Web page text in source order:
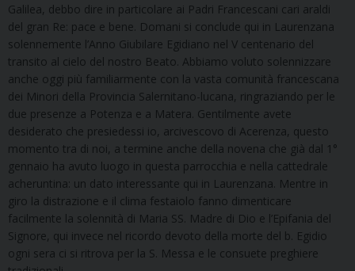
Galilea, debbo dire in particolare ai Padri Francescani cari araldi
del gran Re: pace e bene. Domani si conclude qui in Laurenzana
solennemente l’Anno Giubilare Egidiano nel V centenario del
transito al cielo del nostro Beato. Abbiamo voluto solennizzare
anche oggi più familiarmente con la vasta comunità francescana
dei Minori della Provincia Salernitano-lucana, ringraziando per le
due presenze a Potenza e a Matera. Gentilmente avete
desiderato che presiedessi io, arcivescovo di Acerenza, questo
momento tra di noi, a termine anche della novena che già dal 1°
gennaio ha avuto luogo in questa parrocchia e nella cattedrale
acheruntina: un dato interessante qui in Laurenzana. Mentre in
giro la distrazione e il clima festaiolo fanno dimenticare
facilmente la solennità di Maria SS. Madre di Dio e l’Epifania del
Signore, qui invece nel ricordo devoto della morte del b. Egidio
ogni sera ci si ritrova per la S. Messa e le consuete preghiere